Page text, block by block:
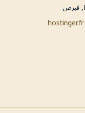
hostinger.fr